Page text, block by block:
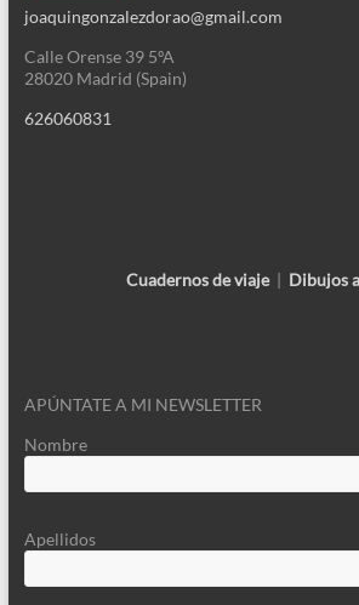
joaquingonzalezdorao@gmail.com
Calle Orense 39 5ºA
28020 Madrid (Spain)
626060831
Cuadernos de viaje| Dibujos
APÚNTATE A MI NEWSLETTER
Nombre
Apellidos